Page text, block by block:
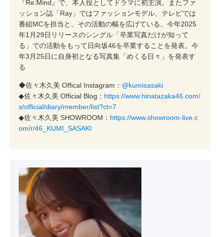
『Re:Mind』で、本人役としてドラマに初主演。またファ
ッション誌「Ray」ではファッションモデル、テレビでは
番組MCを担当と、その活動の幅を広げている。今年2025
年1月29日リリースのシングル「卒業写真だけが知って
る」での活動をもって日向坂46を卒業することを発表。今
年3月25日に自身初となる写真集「めくる日々」を発表す
る
◆佐々木久美 Offical Instagram： @kumisasaki
◆佐々木久美 Official Blog： https://www.hinatazaka46.com/
s/official/diary/member/list?ct=7
◆佐々木久美 SHOWROOM： https://www.showroom-live.c
om/r/46_KUMI_SASAKI